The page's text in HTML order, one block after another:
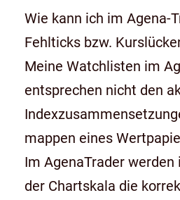
Wie kann ich im Agena-
Fehlticks bzw.
Meine Watchlisten im
entsprechen nicht den
mappen eines
Im AgenaTrader
der Chartskala die